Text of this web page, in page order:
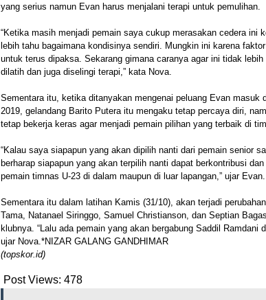
yang serius namun Evan harus menjalani terapi untuk pemulihan.
“Ketika masih menjadi pemain saya cukup merasakan cedera ini
lebih tahu bagaimana kondisinya sendiri. Mungkin ini karena
untuk terus dipaksa. Sekarang gimana caranya agar ini tidak
dilatih dan juga diselingi terapi,” kata Nova.
Sementara itu, ketika ditanyakan mengenai peluang Evan masuk
2019, gelandang Barito Putera itu mengaku tetap percaya diri,
tetap bekerja keras agar menjadi pemain pilihan yang terbaik di
“Kalau saya siapapun yang akan dipilih nanti dari pemain senior
berharap siapapun yang akan terpilih nanti dapat berkontribusi
pemain timnas U-23 di dalam maupun di luar lapangan,” ujar Evan.
Sementara itu dalam latihan Kamis (31/10), akan terjadi
Tama, Natanael Siringgo, Samuel Christianson, dan Septian
klubnya. “Lalu ada pemain yang akan bergabung Saddil Ramdani
ujar Nova.*NIZAR GALANG GANDHIMAR
(topskor.id)
Post Views: 478